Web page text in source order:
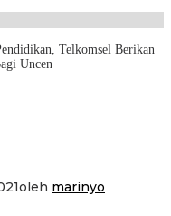
Telkomsel Berikan
Uncen
oleh marinyo